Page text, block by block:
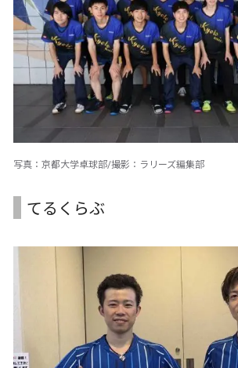
写真：京都大学卓球部/撮影：ラリーズ編集部
てるくらぶ